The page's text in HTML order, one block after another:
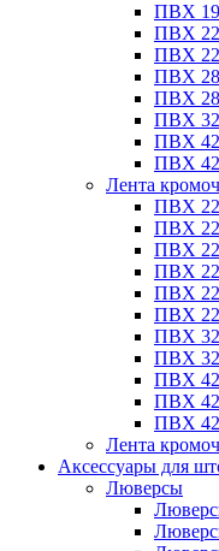
ПВХ
ПВХ
ПВХ
ПВХ
ПВХ
ПВХ
ПВХ
ПВХ
Лента
ПВХ
ПВХ
ПВХ
ПВХ
ПВХ
ПВХ
ПВХ
ПВХ
ПВХ
ПВХ
ПВХ
Лента
Аксессуары для
Люверсы